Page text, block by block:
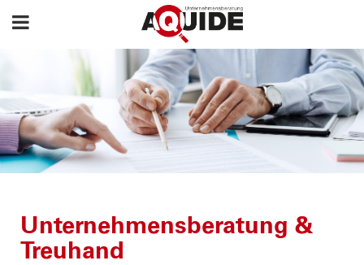
Unternehmensberatung &
Treuhand